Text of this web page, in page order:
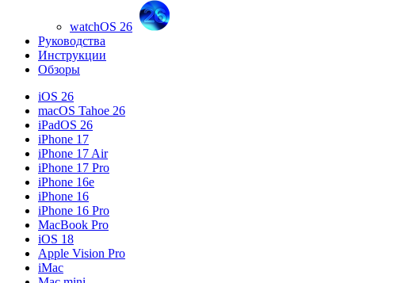
watchOS 26
Руководства
Инструкции
Обзоры
iOS 26
macOS Tahoe 26
iPadOS 26
iPhone 17
iPhone 17 Air
iPhone 17 Pro
iPhone 16e
iPhone 16
iPhone 16 Pro
MacBook Pro
iOS 18
Apple Vision Pro
iMac